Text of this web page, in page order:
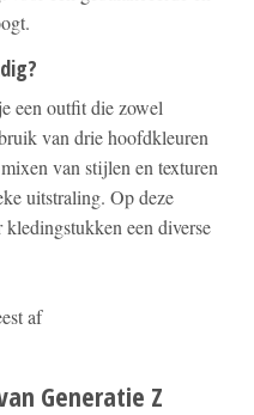
een outfit die zowel
van drie hoofdkleuren
van stijlen en texturen
uitstraling. Op deze
kledingstukken een diverse
Generatie Z